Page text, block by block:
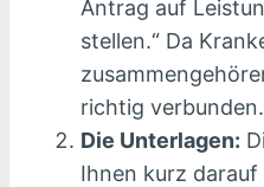
Antrag auf
stellen.“ Da
richtig verbunden.
Die Unterlagen:
Ihnen kurz